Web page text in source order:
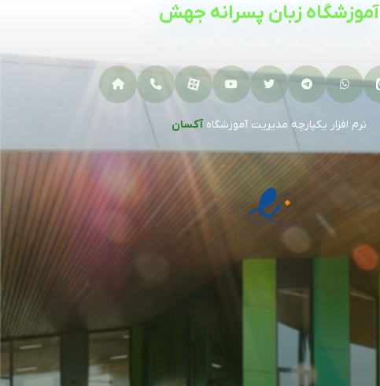
آموزشگاه زبان پسرانه جهش
نرم افزار یکپارچه مدیریت آموزشگاه آکسان